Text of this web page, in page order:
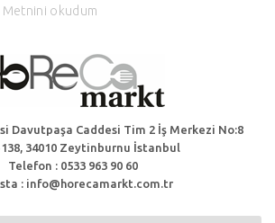
Metnini okudum
Davutpaşa Caddesi Tim 2 İş Merkezi No:8
138, 34010 Zeytinburnu İstanbul
Telefon : 0533 963 90 60
: info@horecamarkt.com.tr